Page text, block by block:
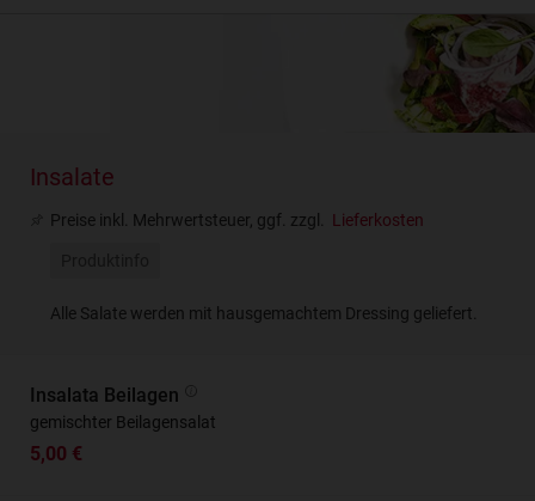
Insalate
Preise inkl. Mehrwertsteuer, ggf. zzgl. Lieferkosten
Alle Salate werden mit hausgemachtem Dressing geliefert.
Insalata Beilagen
gemischter Beilagensalat
5,00 €